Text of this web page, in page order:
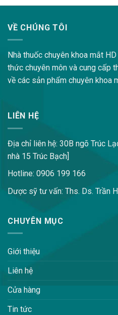
VỀ CHÚNG TÔI
Nhà thuốc chuyên khoa mắt
thức chuyên môn và cung cấp
về các sản phẩm chuyên khoa
LIÊN HỆ
Địa chỉ liên hệ: 30B ngõ Trúc
nhà 15 Trúc Bạch]
Hotline: 0906 199 166
Dược sỹ tư vấn: Ths. Ds. Trần
CHUYÊN MỤC
Giới thiệu
Liên hệ
Cửa hàng
Tin tức